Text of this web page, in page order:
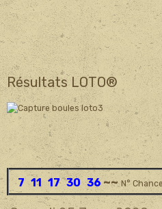
Résultats LOTO®
7 11 17 30 36~~N° Chance